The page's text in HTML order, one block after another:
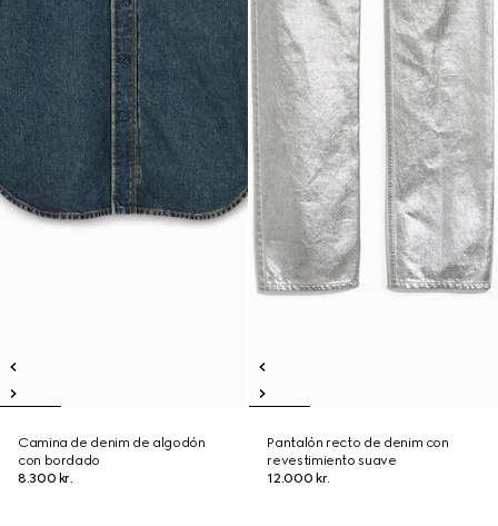
Camina de denim de algodón
con bordado
8.300 kr.
Pantalón recto de denim con
revestimiento suave
12.000 kr.